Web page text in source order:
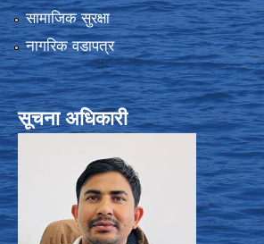
सामाजिक सुरक्षा
नागरिक वडापत्र
सूचना अधिकारी